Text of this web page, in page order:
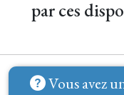
par ces
Vous avez